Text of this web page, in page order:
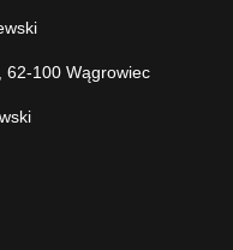
62-100 Wągrowiec